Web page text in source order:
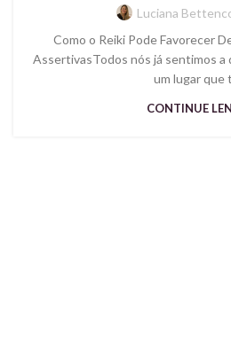
Luciana
Como o Reiki Pode Favorecer
AssertivasTodos nós já sentimos
um lugar que
CONTINUE